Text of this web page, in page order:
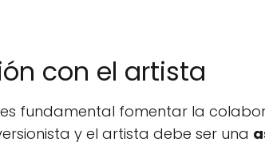
con el artista
fundamental fomentar la
y el artista debe ser una